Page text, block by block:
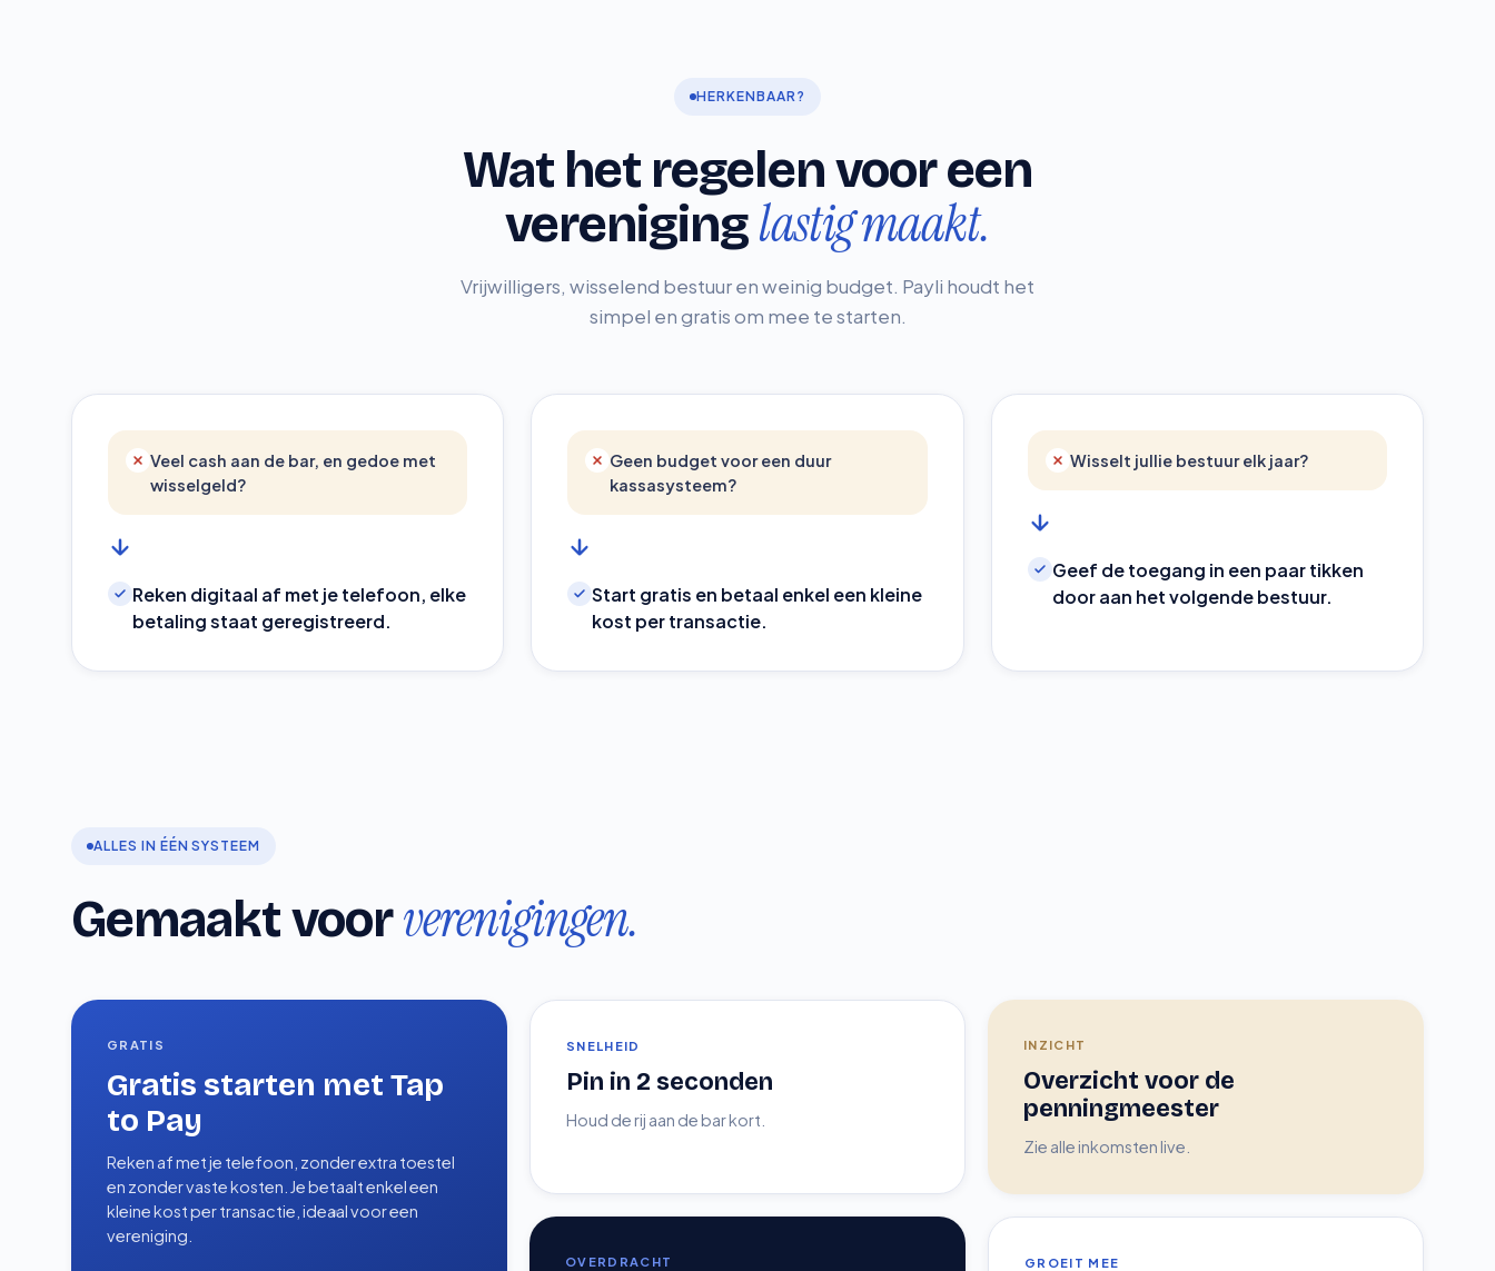
HERKENBAAR?
Wat het regelen voor een
vereniginglastig maakt.
Vrijwilligers, wisselend bestuur en weinig budget. Payli houdt het
simpel en gratis om mee te starten.
Veel cash aan de bar, en gedoe met
wisselgeld?
Reken digitaal af met je telefoon, elke
betaling staat geregistreerd.
Geen budget voor een duur
kassasysteem?
Start gratis en betaal enkel een kleine
kost per transactie.
Wisselt jullie bestuur elk jaar?
Geef de toegang in een paar tikken
door aan het volgende bestuur.
ALLES IN ÉÉN SYSTEEM
Gemaakt voorverenigingen.
GRATIS
Gratis starten met Tap
to Pay
Reken af met je telefoon, zonder extra toestel
en zonder vaste kosten. Je betaalt enkel een
kleine kost per transactie, ideaal voor een
vereniging.
SNELHEID
Pin in 2 seconden
Houd de rij aan de bar kort.
INZICHT
Overzicht voor de
penningmeester
Zie alle inkomsten live.
OVERDRACHT GROEIT MEE